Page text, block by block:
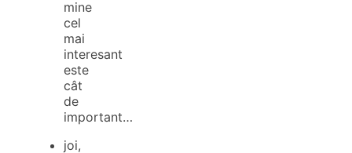
mine
cel
mai
interesant
este
cât
de
important…
joi,